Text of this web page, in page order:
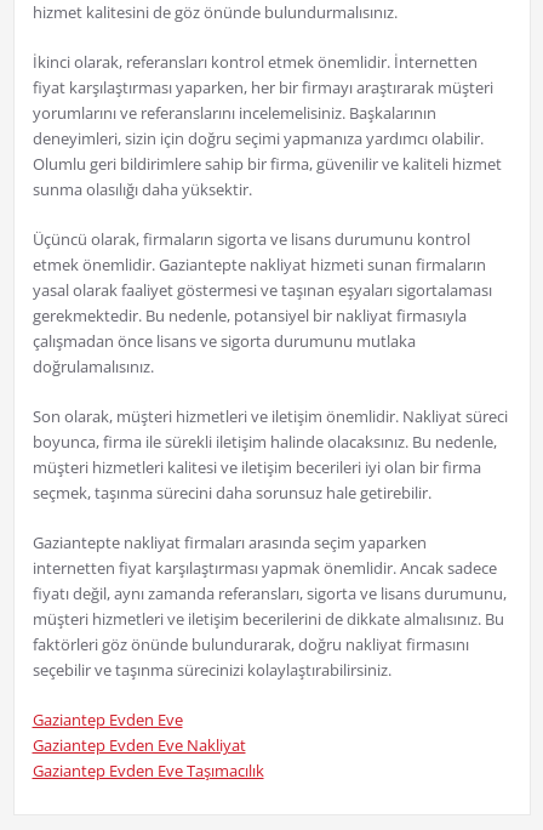
hizmet kalitesini de göz önünde bulundurmalısınız.
İkinci olarak, referansları kontrol etmek önemlidir. İnternetten
fiyat karşılaştırması yaparken, her bir firmayı araştırarak müşteri
yorumlarını ve referanslarını incelemelisiniz. Başkalarının
deneyimleri, sizin için doğru seçimi yapmanıza yardımcı olabilir.
Olumlu geri bildirimlere sahip bir firma, güvenilir ve kaliteli hizmet
sunma olasılığı daha yüksektir.
Üçüncü olarak, firmaların sigorta ve lisans durumunu kontrol
etmek önemlidir. Gaziantepte nakliyat hizmeti sunan firmaların
yasal olarak faaliyet göstermesi ve taşınan eşyaları sigortalaması
gerekmektedir. Bu nedenle, potansiyel bir nakliyat firmasıyla
çalışmadan önce lisans ve sigorta durumunu mutlaka
doğrulamalısınız.
Son olarak, müşteri hizmetleri ve iletişim önemlidir. Nakliyat süreci
boyunca, firma ile sürekli iletişim halinde olacaksınız. Bu nedenle,
müşteri hizmetleri kalitesi ve iletişim becerileri iyi olan bir firma
seçmek, taşınma sürecini daha sorunsuz hale getirebilir.
Gaziantepte nakliyat firmaları arasında seçim yaparken
internetten fiyat karşılaştırması yapmak önemlidir. Ancak sadece
fiyatı değil, aynı zamanda referansları, sigorta ve lisans durumunu,
müşteri hizmetleri ve iletişim becerilerini de dikkate almalısınız. Bu
faktörleri göz önünde bulundurarak, doğru nakliyat firmasını
seçebilir ve taşınma sürecinizi kolaylaştırabilirsiniz.
Gaziantep Evden Eve
Gaziantep Evden Eve Nakliyat
Gaziantep Evden Eve Taşımacılık